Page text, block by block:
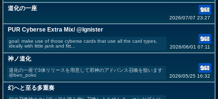
道化の一座
2026/07/07 23:27
PUR Cyberse Extra Mix/ @Ignister
goal: make use of those cyberse cards that use all the card types,
ideally with little jank and fitt...
2026/06/01 07:11
神ノ道化
道化の一座で3体リリースを用意して邪神のアドバンス召喚を狙います
@ben_poko
2026/05/25 16:32
幻へと至る多重奏